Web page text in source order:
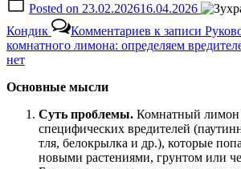
Posted on 23.02.202616.04.2026
Кондик
Комментариев к записи
комнатного лимона: определяем
нет
Основные мысли
Суть проблемы. Комнатный лимон
специфических вредителей
тля, белокрылка и др.), которые
новыми растениями, грунтом или